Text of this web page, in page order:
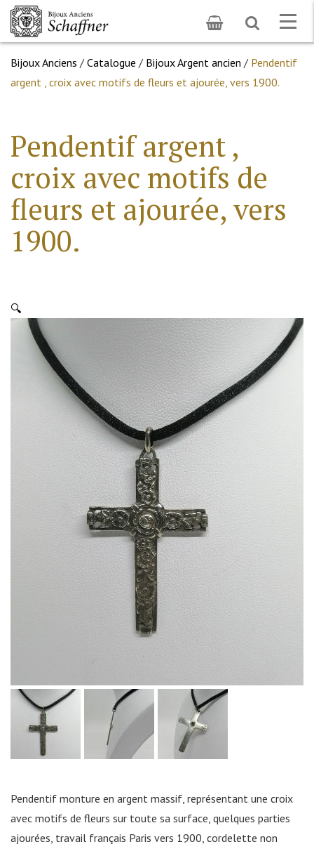
Toggle
search
Bijoux Anciens / Catalogue / Bijoux Argent ancien / Pendentif
argent , croix avec motifs de fleurs et ajourée, vers 1900.
Pendentif argent ,
croix avec motifs de
fleurs et ajourée, vers
1900.
🔍
Pendentif monture en argent massif, représentant une croix
avec motifs de fleurs sur toute sa surface, quelques parties
ajourées, travail français Paris vers 1900, cordelette non